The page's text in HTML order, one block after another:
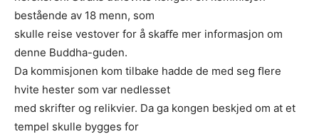
bestående av 18 menn, som
skulle reise vestover for å skaﬀe mer informasjon om
denne Buddha-guden.
Da kommisjonen kom tilbake hadde de med seg ﬂere
hvite hester som var nedlesset
med skrifter og relikvier. Da ga kongen beskjed om at et
tempel skulle bygges for